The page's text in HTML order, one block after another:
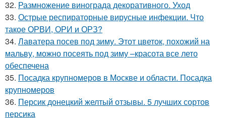
32. Размножение винограда декоративного. Уход
33. Острые респираторные вирусные инфекции. Что
такое ОРВИ, ОРИ и ОРЗ?
34. Лаватера посев под зиму. Этот цветок, похожий на
мальву, можно посеять под зиму –красота все лето
обеспечена
35. Посадка крупномеров в Москве и области. Посадка
крупномеров
36. Персик донецкий желтый отзывы. 5 лучших сортов
персика